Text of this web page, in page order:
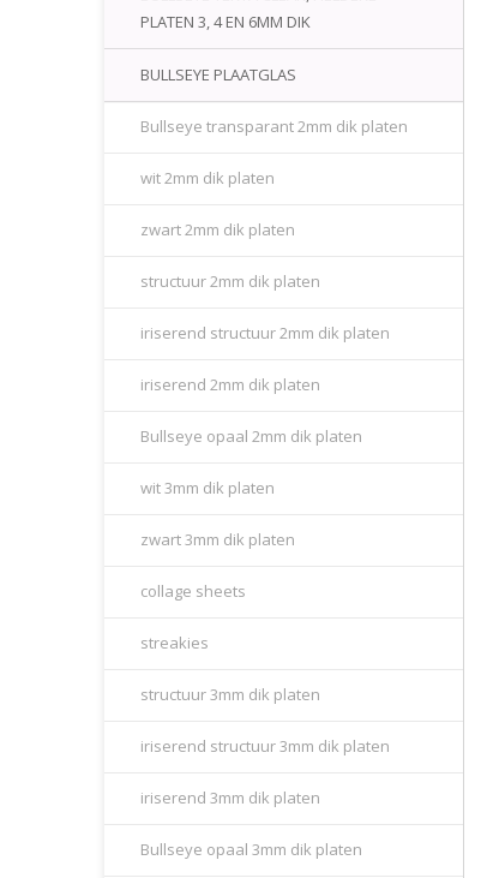
PLATEN 3, 4 EN 6MM DIK
BULLSEYE PLAATGLAS
Bullseye transparant 2mm dik platen
wit 2mm dik platen
zwart 2mm dik platen
structuur 2mm dik platen
iriserend structuur 2mm dik platen
iriserend 2mm dik platen
Bullseye opaal 2mm dik platen
wit 3mm dik platen
zwart 3mm dik platen
collage sheets
streakies
structuur 3mm dik platen
iriserend structuur 3mm dik platen
iriserend 3mm dik platen
Bullseye opaal 3mm dik platen